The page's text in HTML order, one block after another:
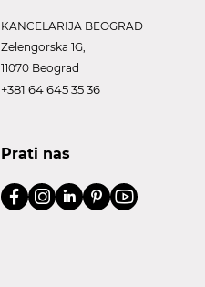
KANCELARIJA BEOGRAD
Zelengorska 1G,
11070 Beograd
+381 64 645 35 36
Prati nas